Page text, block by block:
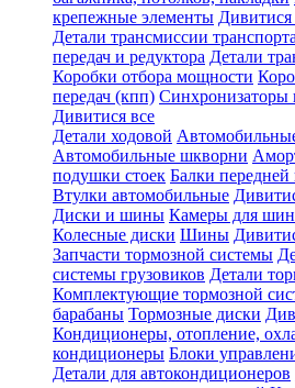
крепежные элементы Дивитися
Детали трансмиссии транспорта
передач и редуктора Детали
Коробки отбора мощности
передач (кпп) Синхронизаторы
Дивитися все
Детали ходовой
Автомобильные шкворни
подушки стоек Балки передней
Втулки автомобильные
Диски и шины Камеры для
Колесные диски Шины
Запчасти тормозной системы
системы грузовиков Детали
Комплектующие тормозной
барабаны Тормозные диски
Кондиционеры, отопление,
кондиционеры Блоки
Детали для автокондиционеров